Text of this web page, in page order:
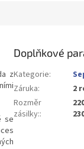
z
se
Doplňkové
Kategorie:
Záruka:
2
Rozměr
zásilky::